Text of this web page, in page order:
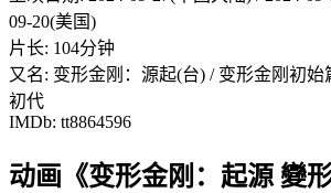
09-20(美国)
片长: 104分钟
又名: 变形金刚：源起(台) / 变形金刚初始
初代
IMDb: tt8864596
动画《变形金刚：起源 變